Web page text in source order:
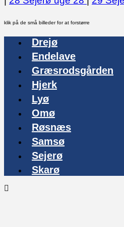
klik på de små billeder for at forstørre
Drejø
Endelave
Græsrodsgården
Hjerk
Lyø
Omø
Røsnæs
Samsø
Sejerø
Skarø